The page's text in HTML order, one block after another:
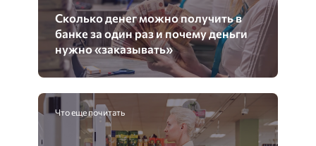
Сколько денег можно получить в
банке за один раз и почему деньги
нужно «заказывать»
Что еще почитать